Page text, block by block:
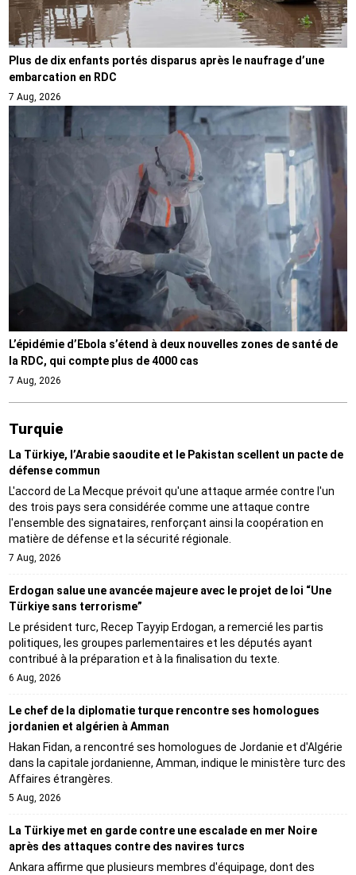
Plus de dix enfants portés disparus après le naufrage d’une
embarcation en RDC
7 Aug, 2026
L’épidémie d’Ebola s’étend à deux nouvelles zones de santé de
la RDC, qui compte plus de 4000 cas
7 Aug, 2026
Turquie
La Türkiye, l’Arabie saoudite et le Pakistan scellent un pacte de
défense commun
L'accord de La Mecque prévoit qu'une attaque armée contre l'un
des trois pays sera considérée comme une attaque contre
l'ensemble des signataires, renforçant ainsi la coopération en
matière de défense et la sécurité régionale.
7 Aug, 2026
Erdogan salue une avancée majeure avec le projet de loi “Une
Türkiye sans terrorisme”
Le président turc, Recep Tayyip Erdogan, a remercié les partis
politiques, les groupes parlementaires et les députés ayant
contribué à la préparation et à la finalisation du texte.
6 Aug, 2026
Le chef de la diplomatie turque rencontre ses homologues
jordanien et algérien à Amman
Hakan Fidan, a rencontré ses homologues de Jordanie et d'Algérie
dans la capitale jordanienne, Amman, indique le ministère turc des
Affaires étrangères.
5 Aug, 2026
La Türkiye met en garde contre une escalade en mer Noire
après des attaques contre des navires turcs
Ankara affirme que plusieurs membres d'équipage, dont des